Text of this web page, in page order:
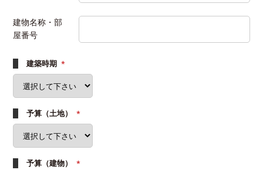
建物名称・部
屋番号
建築時期 *
予算（土地） *
予算（建物） *